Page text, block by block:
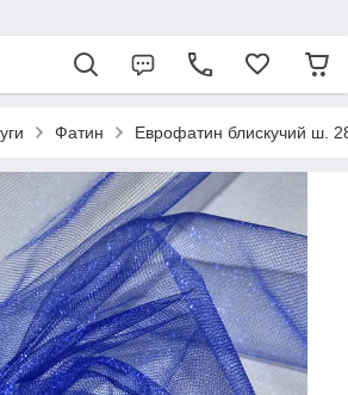
Фатин Еврофатин блискучий ш.